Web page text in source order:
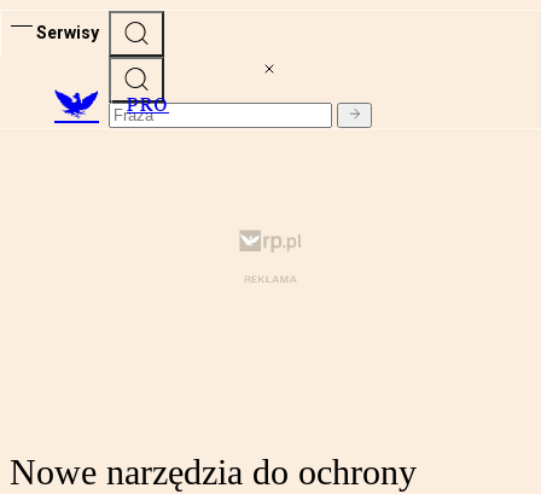
Serwisy
PRO
Nowe narzędzia do ochrony